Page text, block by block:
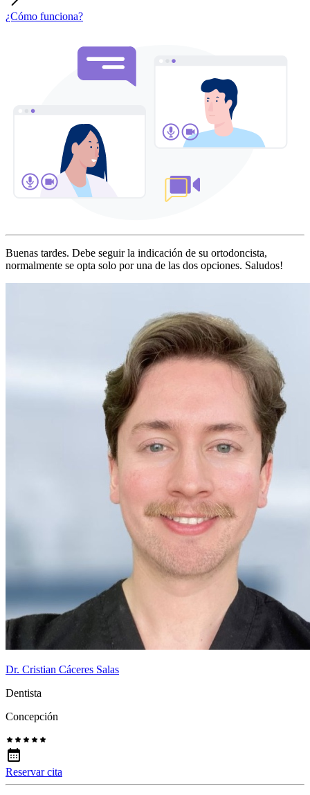
¿Cómo funciona?
Buenas tardes. Debe seguir la indicación de su ortodoncista,
normalmente se opta solo por una de las dos opciones. Saludos!
Dr. Cristian Cáceres Salas
Dentista
Concepción
Reservar cita